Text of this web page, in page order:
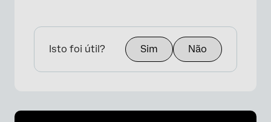
Isto foi útil? Sim Não